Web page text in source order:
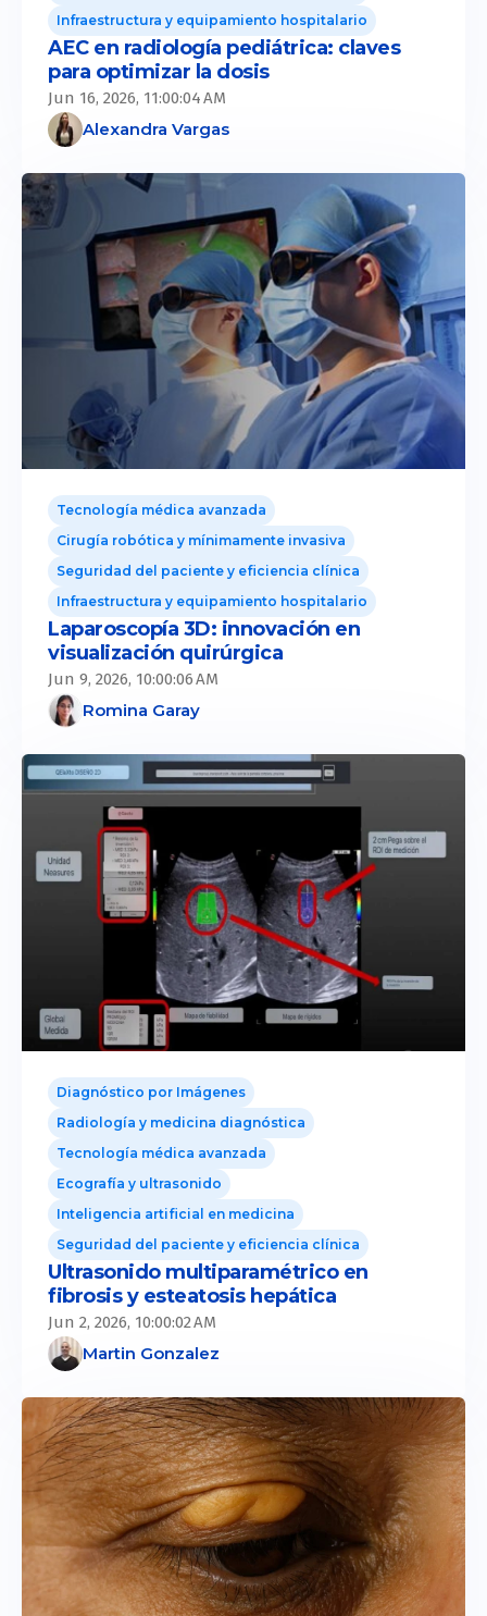
Infraestructura y equipamiento hospitalario
AEC en radiología pediátrica: claves
para optimizar la dosis
Jun 16, 2026, 11:00:04 AM
Alexandra Vargas
Tecnología médica avanzada
Cirugía robótica y mínimamente invasiva
Seguridad del paciente y eficiencia clínica
Infraestructura y equipamiento hospitalario
Laparoscopía 3D: innovación en
visualización quirúrgica
Jun 9, 2026, 10:00:06 AM
Romina Garay
Diagnóstico por Imágenes
Radiología y medicina diagnóstica
Tecnología médica avanzada
Ecografía y ultrasonido
Inteligencia artificial en medicina
Seguridad del paciente y eficiencia clínica
Ultrasonido multiparamétrico en
fibrosis y esteatosis hepática
Jun 2, 2026, 10:00:02 AM
Martin Gonzalez